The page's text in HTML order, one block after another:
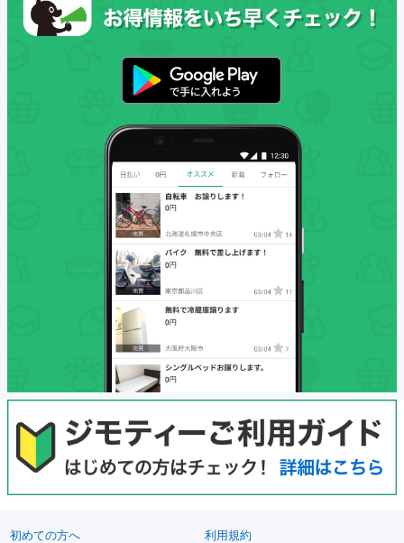
初めての方へ 利用規約